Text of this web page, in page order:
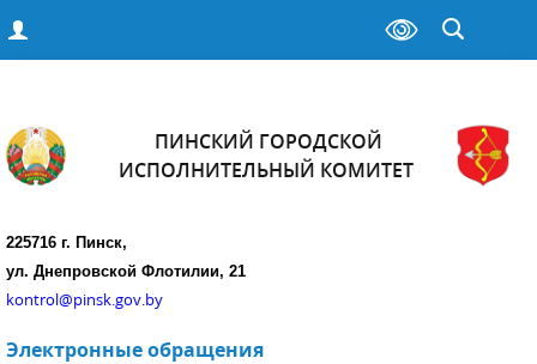
ПИНСКИЙ ГОРОДСКОЙ
ИСПОЛНИТЕЛЬНЫЙ КОМИТЕТ
225716 г. Пинск,
ул. Днепровской Флотилии, 21
kontrol@pinsk.gov.by
Электронные обращения